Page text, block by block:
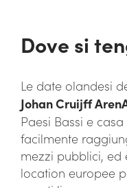
Dove si
Le date olandesi
Johan Cruijff
Paesi Bassi e
facilmente
mezzi pubblici,
location europee